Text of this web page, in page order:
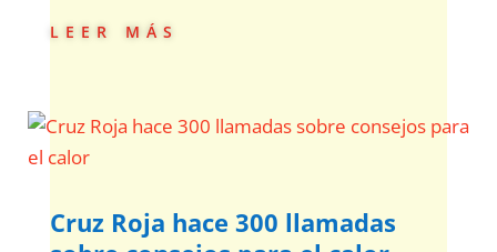
leer más
Cruz Roja hace 300 llamadas